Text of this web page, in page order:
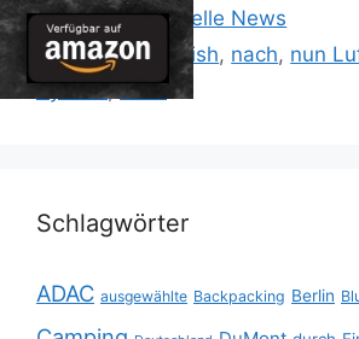
Kategorien
Reisen: Aktuelle News
Schlagwörter
Airways, British, nach, nun
Ryanair,zieht
Schlagwörter
ADAC ausgewählte Backpacking Berlin